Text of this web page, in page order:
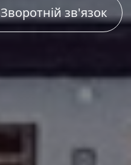
Зворотній зв'язок